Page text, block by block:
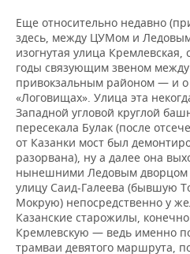
Еще относительно недавно
здесь, между ЦУМом и
изогнутая улица
годы связующим звеном
привокзальным районом — и
«Логовищах». Улица эта
Западной угловой круглой
пересекала Булак (после
от Казанки мост был
разорвана), ну а далее она
нынешними Ледовым
улицу Саид-Галеева (бывшую
Мокрую) непосредственно у
Казанские старожилы,
Кремлевскую — ведь именно
трамваи девятого маршрута,